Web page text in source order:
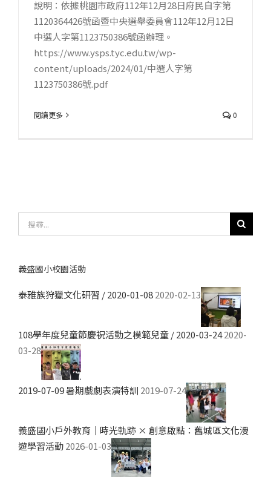
說明：依據桃園市政府112年12月28日府民自字第
1120364426號函暨中央選舉委員會112年12月12日
中選人字第1123750386號函辦理。
https://www.ysps.tyc.edu.tw/wp-
content/uploads/2024/01/中選人字第
1123750386號.pdf
閱讀更多 0
尋
果：
義盛國小校園活動
泰雅族狩獵文化研習 / 2020-01-082020-02-13
108學年度兒童節慶祝活動之模範兒童 / 2020-03-242020-
03-28
2019-07-09 暑期戲劇表演特訓 2019-07-24
義盛國小戶外教育｜時光軌跡 × 創意啟點：舊城區文化漫
遊學習活動2026-01-03